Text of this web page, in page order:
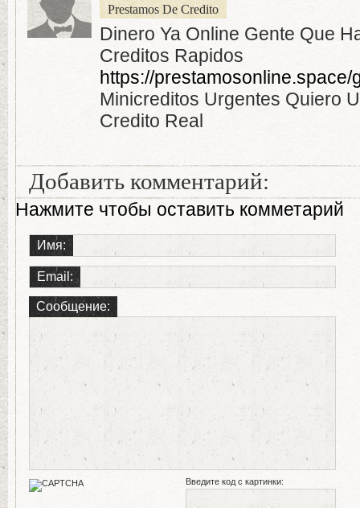
Prestamos De Credito
Dinero Ya Online Gente Que
Creditos Rapidos
https://prestamosonline.space/
Minicreditos Urgentes Quiero
Credito Real
Добавить комментарий:
Нажмите чтобы оставить комметарий
Имя:
Email:
Сообщение:
Введите код с картинки: